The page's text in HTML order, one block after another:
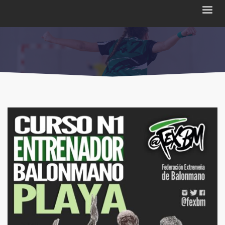
HOME NOTICIAS PAGE 6
Noticias